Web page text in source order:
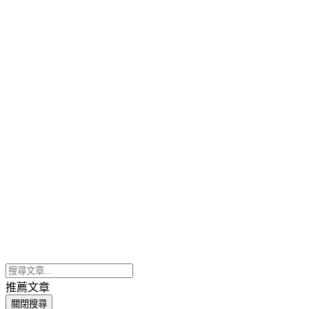
推薦文章
關閉搜尋